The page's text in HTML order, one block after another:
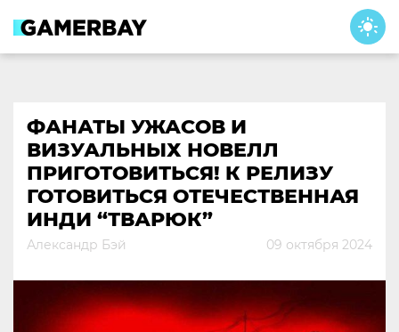
content
ФАНАТЫ УЖАСОВ И
ВИЗУАЛЬНЫХ НОВЕЛЛ
ПРИГОТОВИТЬСЯ! К РЕЛИЗУ
ГОТОВИТЬСЯ ОТЕЧЕСТВЕННАЯ
ИНДИ “ТВАРЮК”
Александр Бэй 09 октября 2024